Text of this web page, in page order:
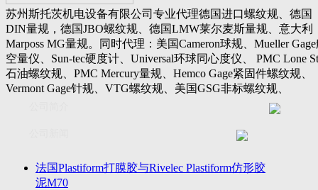
公司新闻
行业动态
设备展厅
资料下载
视频下载
资料下载
软件下载
苏州斯托茨机电设备有限公司专业代理德国进口螺纹规、德国
DIN量规，德国JBO螺纹规、德国LMW莱尔麦斯量规、意大利
Marposs MG量规。同时代理：美国Cameron球规、Mueller
空量仪、Sun-tec硬度计、Universal环球同心度仪、 PMC Lone
石油螺纹规、PMC Mercury量规、Hemco Gage紧固件螺纹规、
Vermont Gage针规、VTG螺纹规、美国GSG非标螺纹规、
Threadcheck航空螺纹规、 Westport医疗螺纹规、英国
惠氏螺纹规、Tru-thread石油螺纹规、美国Gagemaker单项仪，
士TESA测高仪、德国Mahr马尔粗糙度仪、数显深度尺、东精
影像仪、英国Zodiac gauge、英国Original Gauge螺纹规等。
法国Plastiform打膜胶与Rivelec Plastiform仿形胶
泥M70